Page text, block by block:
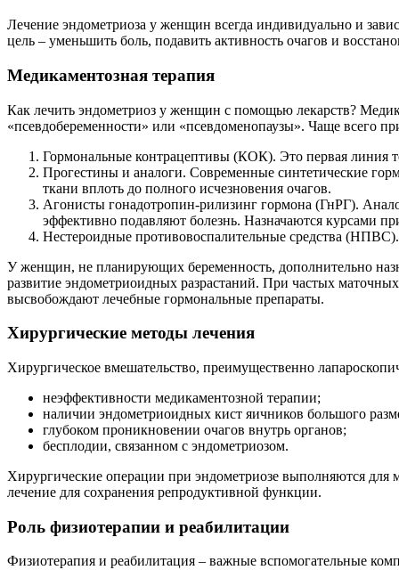
Лечение эндометриоза у женщин всегда индивидуально и
цель – уменьшить боль, подавить активность очагов и
Медикаментозная терапия
Как лечить эндометриоз у женщин с помощью лекарств?
«псевдобеременности» или «псевдоменопаузы». Чаще всего
Гормональные контрацептивы (КОК). Это первая линия
Прогестины и аналоги. Современные синтетические
ткани вплоть до полного исчезновения очагов.
Агонисты гонадотропин-рилизинг гормона (ГнРГ).
эффективно подавляют болезнь. Назначаются курсами
Нестероидные противовоспалительные средства
У женщин, не планирующих беременность, дополнительно
развитие эндометриоидных разрастаний. При частых
высвобождают лечебные гормональные препараты.
Хирургические методы лечения
Хирургическое вмешательство, преимущественно
неэффективности медикаментозной терапии;
наличии эндометриоидных кист яичников большого
глубоком проникновении очагов внутрь органов;
бесплодии, связанном с эндометриозом.
Хирургические операции при эндометриозе выполняются для
лечение для сохранения репродуктивной функции.
Роль физиотерапии и реабилитации
Физиотерапия и реабилитация – важные вспомогательные